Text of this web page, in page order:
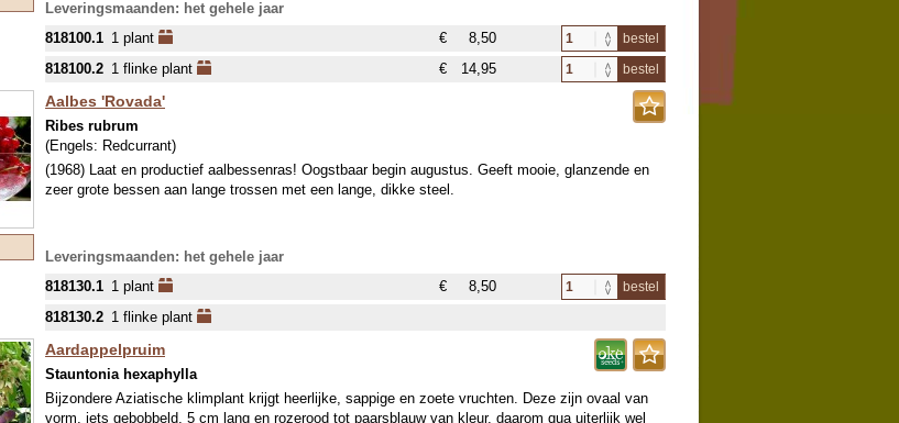
Leveringsmaanden: het gehele jaar
818100.1 1 plant € 8,50 bestel
818100.2 1 flinke plant € 14,95 bestel
Aalbes 'Rovada'
Ribes rubrum
(Engels: Redcurrant)
(1968) Laat en productief aalbessenras! Oogstbaar begin augustus. Geeft mooie, glanzende en
zeer grote bessen aan lange trossen met een lange, dikke steel.
Leveringsmaanden: het gehele jaar
818130.1 1 plant € 8,50 bestel
818130.2 1 flinke plant
Aardappelpruim
Stauntonia hexaphylla
Bijzondere Aziatische klimplant krijgt heerlijke, sappige en zoete vruchten. Deze zijn ovaal van
vorm, iets gebobbeld, 5 cm lang en rozerood tot paarsblauw van kleur, daarom qua uiterlijk wel